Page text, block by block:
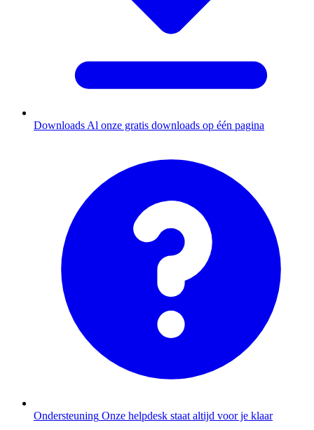
Downloads Al onze gratis downloads op één pagina
Ondersteuning Onze helpdesk staat altijd voor je klaar